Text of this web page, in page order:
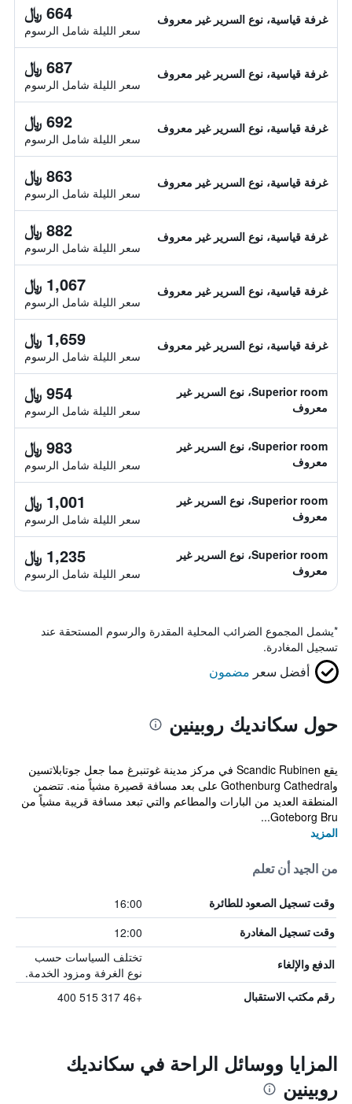
غرفة قياسية، نوع السرير غير معروف 664 ﷼
سعر الليلة شامل الرسوم
غرفة قياسية، نوع السرير غير معروف 687 ﷼
سعر الليلة شامل الرسوم
غرفة قياسية، نوع السرير غير معروف 692 ﷼
سعر الليلة شامل الرسوم
غرفة قياسية، نوع السرير غير معروف 863 ﷼
سعر الليلة شامل الرسوم
غرفة قياسية، نوع السرير غير معروف 882 ﷼
سعر الليلة شامل الرسوم
غرفة قياسية، نوع السرير غير معروف 1,067 ﷼
سعر الليلة شامل الرسوم
غرفة قياسية، نوع السرير غير معروف 1,659 ﷼
سعر الليلة شامل الرسوم
Superior room، نوع السرير غير
معروف
954 ﷼
سعر الليلة شامل الرسوم
Superior room، نوع السرير غير
معروف
983 ﷼
سعر الليلة شامل الرسوم
Superior room، نوع السرير غير
معروف
1,001 ﷼
سعر الليلة شامل الرسوم
Superior room، نوع السرير غير
معروف
1,235 ﷼
سعر الليلة شامل الرسوم
*يشمل المجموع الضرائب المحلية المقدرة والرسوم المستحقة عند
تسجيل المغادرة.
أفضل سعر مضمون
حول سكانديك روبينين
يقع Scandic Rubinen في مركز مدينة غوتنبرغ مما جعل جوتابلاتسين
وGothenburg Cathedral على بعد مسافة قصيرة مشياً منه. تتضمن
المنطقة العديد من البارات والمطاعم والتي تبعد مسافة قريبة مشياً من
Goteborg Bru...
المزيد
من الجيد أن تعلم
وقت تسجيل الصعود للطائرة 16:00
وقت تسجيل المغادرة 12:00
الدفع والإلغاء
تختلف السياسات حسب
نوع الغرفة ومزود الخدمة.
رقم مكتب الاستقبال +46 317 515 400
المزايا ووسائل الراحة في سكانديك
روبينين